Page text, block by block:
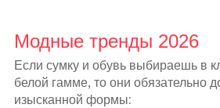
Модные тренды 2026
Если сумку и обувь выбираешь в
белой гамме, то они обязательно
изысканной формы: